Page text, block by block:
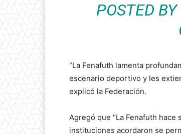
POSTED BY
“La Fenafuth lamenta
escenario deportivo y les
explicó la Federación.
Agregó que “La Fenafuth
instituciones acordaron se